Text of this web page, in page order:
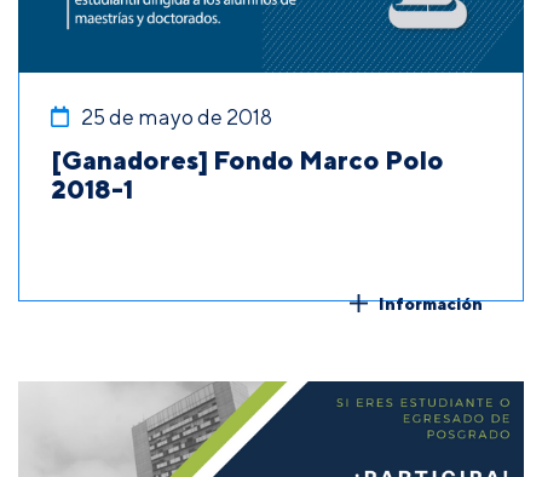
25 de mayo de 2018
[Ganadores] Fondo Marco Polo
2018-1
Información